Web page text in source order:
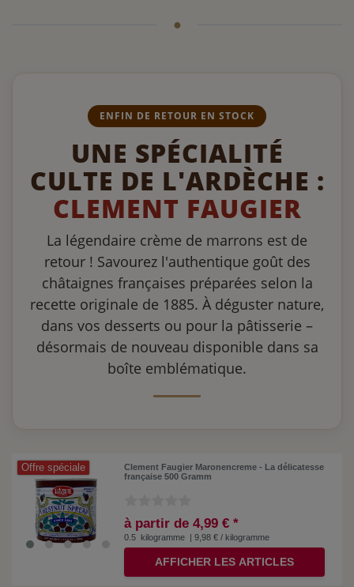
ENFIN DE RETOUR EN STOCK
UNE SPÉCIALITÉ
CULTE DE L'ARDÈCHE :
CLEMENT FAUGIER
La légendaire crème de marrons est de
retour ! Savourez l'authentique goût des
châtaignes françaises préparées selon la
recette originale de 1885. À déguster nature,
dans vos desserts ou pour la pâtisserie –
désormais de nouveau disponible dans sa
boîte emblématique.
Offre spéciale
Clement Faugier Maronencreme - La délicatesse
française 500 Gramm
à partir de 4,99 € *
0.5 kilogramme | 9,98 € / kilogramme
AFFICHER LES ARTICLES